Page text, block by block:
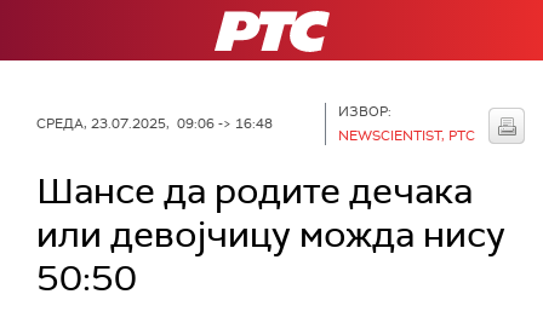
РТС
СРЕДА, 23.07.2025, 09:06 -> 16:48
ИЗВОР:
NEWSCIENTIST, РТС
Шансе да родите дечака
или девојчицу можда нису
50:50